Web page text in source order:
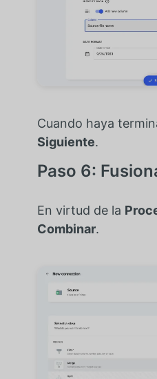
Cuando haya
Siguiente.
Paso 6:
En virtud de la
Combinar.